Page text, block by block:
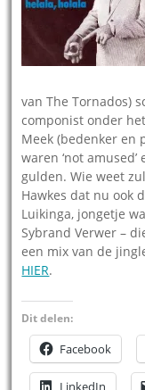
van The Tornados)
componist onder
Meek (bedenker en
waren ‘not
gulden. Wie weet
Hawkes dat nu ook
Luikinga, jongetje
Sybrand Verwer –
een mix van de
HIER.
Dit delen:
Facebook
LinkedIn